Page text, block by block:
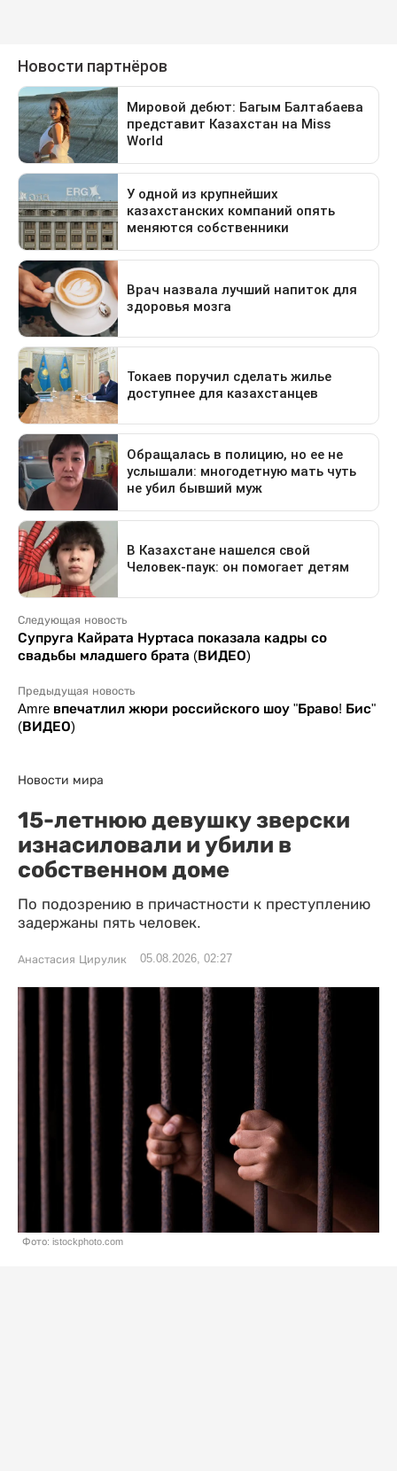
Следующая новость
Супруга Кайрата Нуртаса показала кадры со
свадьбы младшего брата (ВИДЕО)
Предыдущая новость
Amre впечатлил жюри российского шоу "Браво! Бис"
(ВИДЕО)
Новости мира
15-летнюю девушку зверски
изнасиловали и убили в
собственном доме
По подозрению в причастности к преступлению
задержаны пять человек.
Анастасия Цирулик 05.08.2026, 02:27
Фото: istockphoto.com